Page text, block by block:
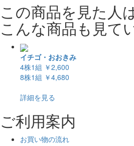
この商品を見た人
こんな商品も見て
イチゴ・おおきみ
4株1組 ￥2,600
8株1組 ￥4,680
詳細を見る
ご利用案内
お買い物の流れ